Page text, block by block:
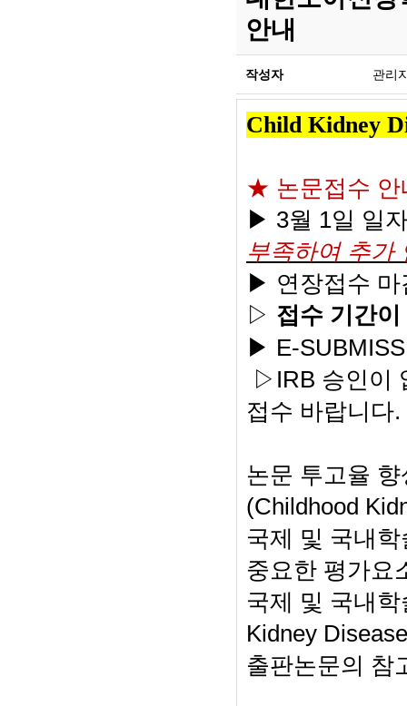
안내
작성자 관리
Child Kidney
★ 논문접수 안
▶ 3월 1일 일
부족하여 추가
▶ 연장접수 마
▷ 접수 기간
▶ E-
▷ IRB 승인이
접수 바랍니다.
논문 투고율
(Childhood
국제 및 국내
중요한 평가요
국제 및 국내
Kidney
출판논문의 참